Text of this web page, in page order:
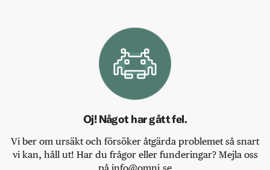
Oj! Något har gått fel.
Vi ber om ursäkt och försöker åtgärda problemet så snart
vi kan, håll ut! Har du frågor eller funderingar? Mejla oss